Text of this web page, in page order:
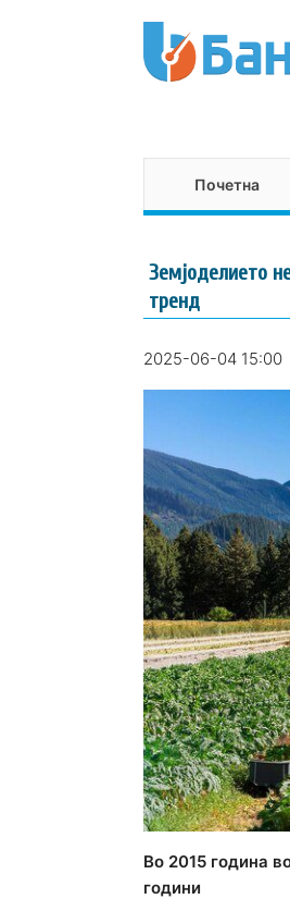
Почетна
Земјоделието
тренд
2025-06-04 15:00
Во 2015 година
години